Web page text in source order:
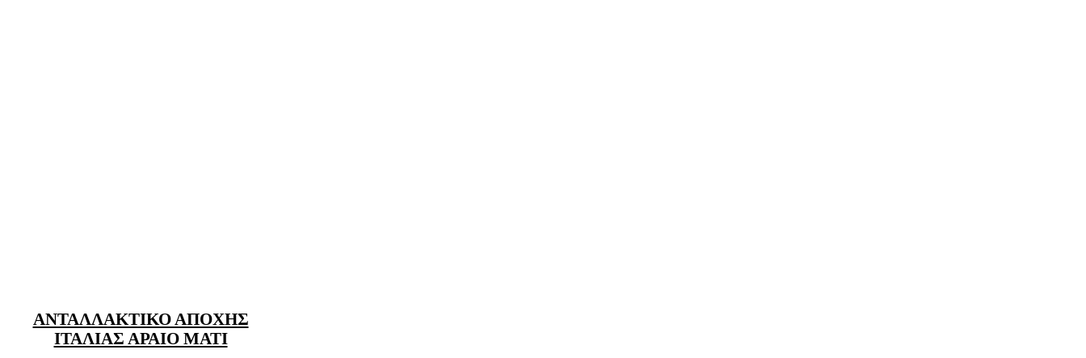
ΑΝΤΑΛΛΑΚΤΙΚΟ ΑΠΟΧΗΣ
ΙΤΑΛΙΑΣ ΑΡΑΙΟ ΜΑΤΙ